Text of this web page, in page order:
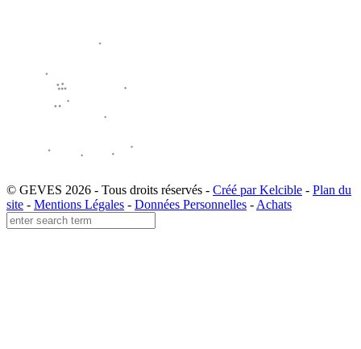
© GEVES 2026 - Tous droits réservés - Créé par Kelcible - Plan du
site - Mentions Légales - Données Personnelles - Achats